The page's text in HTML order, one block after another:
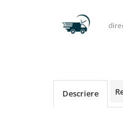
Descriere